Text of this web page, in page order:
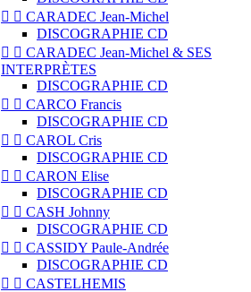
  CARADEC Jean-Michel
DISCOGRAPHIE CD
  CARADEC Jean-Michel & SES
INTERPRÈTES
DISCOGRAPHIE CD
  CARCO Francis
DISCOGRAPHIE CD
  CAROL Cris
DISCOGRAPHIE CD
  CARON Elise
DISCOGRAPHIE CD
  CASH Johnny
DISCOGRAPHIE CD
  CASSIDY Paule-Andrée
DISCOGRAPHIE CD
  CASTELHEMIS